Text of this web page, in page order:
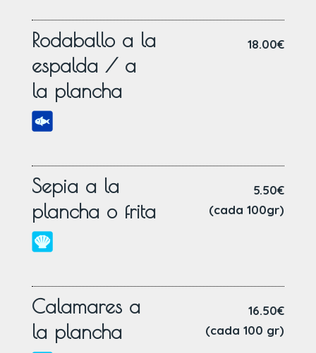
Rodaballo a la
espalda / a
la plancha
18.00€
Sepia a la
plancha o frita
5.50€
(cada 100gr)
Calamares a
la plancha
16.50€
(cada 100 gr)